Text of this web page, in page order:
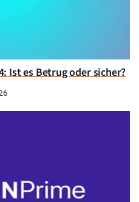
Ist es Betrug oder sicher?